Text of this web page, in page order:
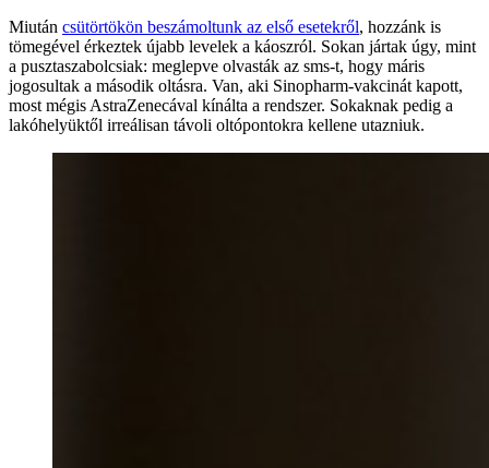
Miután csütörtökön beszámoltunk az első esetekről, hozzánk is
tömegével érkeztek újabb levelek a káoszról. Sokan jártak úgy, mint
a pusztaszabolcsiak: meglepve olvasták az sms-t, hogy máris
jogosultak a második oltásra. Van, aki Sinopharm-vakcinát kapott,
most mégis AstraZenecával kínálta a rendszer. Sokaknak pedig a
lakóhelyüktől irreálisan távoli oltópontokra kellene utazniuk.